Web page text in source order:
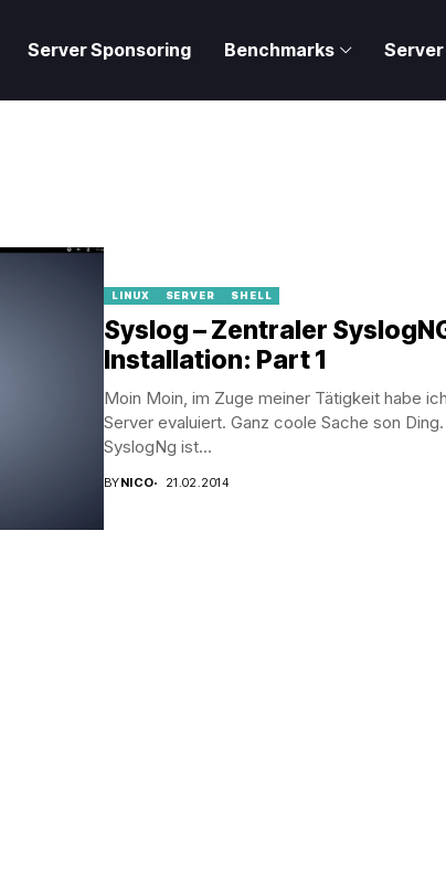
Server Sponsoring Benchmarks Server
LINUX SERVER SHELL
Syslog – Zentraler
Installation: Part 1
Moin Moin, im Zuge meiner Tätigkeit habe
Server evaluiert. Ganz coole Sache son
SyslogNg ist...
BYNICO 21.02.2014